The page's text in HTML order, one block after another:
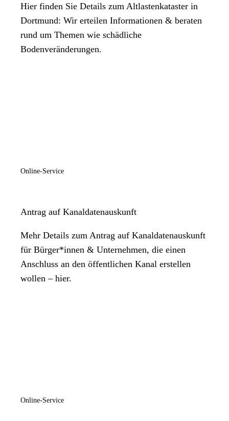
Hier finden Sie Details zum Altlastenkataster in
Dortmund: Wir erteilen Informationen & beraten
rund um Themen wie schädliche
Bodenveränderungen.
Online-Service
Antrag auf Kanaldatenauskunft
Mehr Details zum Antrag auf Kanaldatenauskunft
für Bürger*innen & Unternehmen, die einen
Anschluss an den öffentlichen Kanal erstellen
wollen – hier.
Online-Service